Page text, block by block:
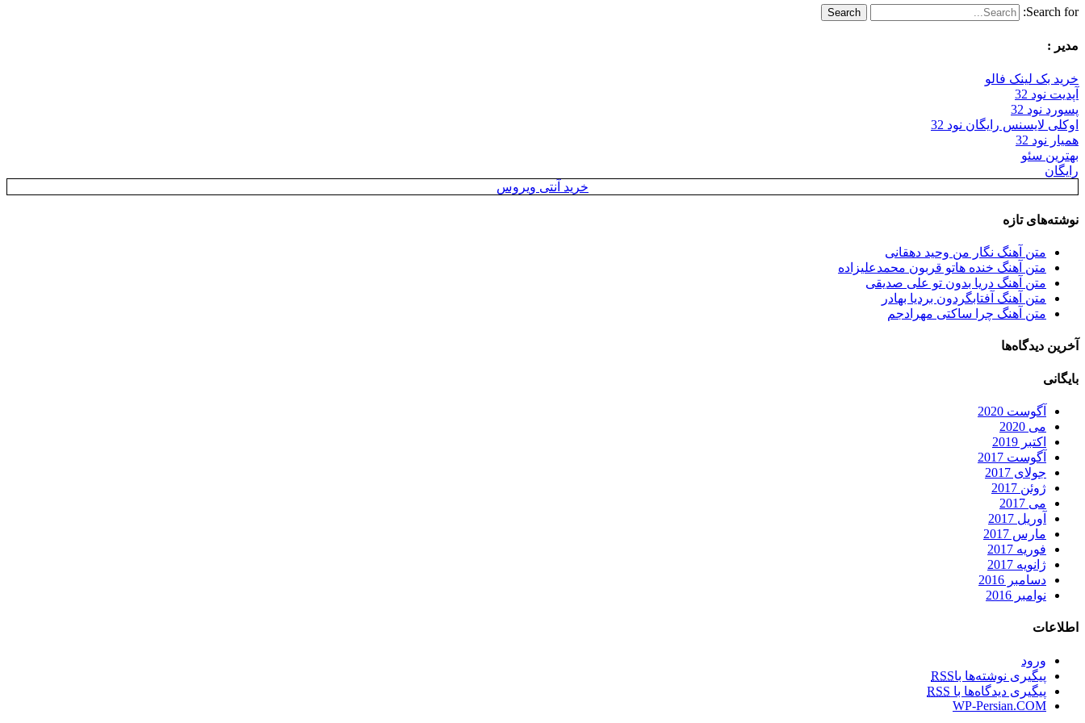
Search for:
مدیر :
خرید بک لینک فالو
آپدیت نود 32
پسورد نود 32
اوکلی لایسنس رایگان نود 32
همیار نود 32
بهترین سئو
رایگان
خرید آنتی ویروس
نوشته‌های تازه
متن آهنگ نگار من وحید دهقانی
متن آهنگ خنده هاتو قربون محمدعلیزاده
متن آهنگ دریا بدون تو علی صدیقی
متن آهنگ آفتابگردون بردیا بهادر
متن آهنگ چرا ساکتی مهرادجم
آخرین دیدگاه‌ها
بایگانی
آگوست 2020
می 2020
اکتبر 2019
آگوست 2017
جولای 2017
ژوئن 2017
می 2017
آوریل 2017
مارس 2017
فوریه 2017
ژانویه 2017
دسامبر 2016
نوامبر 2016
اطلاعات
ورود
پیگیری نوشته‌ها باRSS
پیگیری دیدگاه‌ها با RSS
WP-Persian.COM